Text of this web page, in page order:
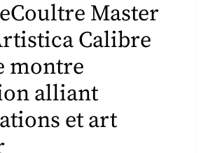
Master
Calibre
montre
alliant
et art